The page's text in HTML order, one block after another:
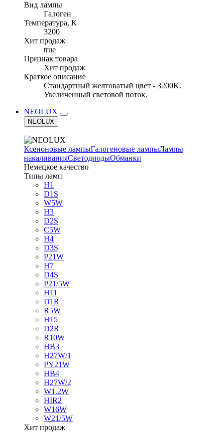
Вид лампы
Галоген
Температура, К
3200
Хит продаж
true
Признак товара
Хит продаж
Краткое описание
Стандартный желтоватый цвет - 3200K.
Увеличенный световой поток.
NEOLUX
NEOLUX
Ксеноновые лампыГалогеновые лампыЛампы
накаливанияСветодиодыОбманки
Немецкое качество
Типы ламп
H1
D1S
W5W
H3
D2S
C5W
H4
D3S
P21W
H7
D4S
P21/5W
H11
D1R
R5W
H15
D2R
R10W
HB3
H27W/1
PY21W
HB4
H27W/2
W1.2W
HIR2
W16W
W21/5W
Хит продаж